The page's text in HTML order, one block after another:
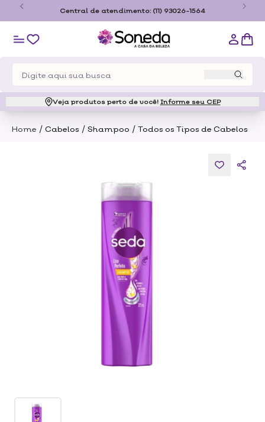
Central de atendimento: (11) 93026-1564
Veja produtos perto de você! Informe seu CEP
Home / Cabelos / Shampoo / Todos os Tipos de Cabelos